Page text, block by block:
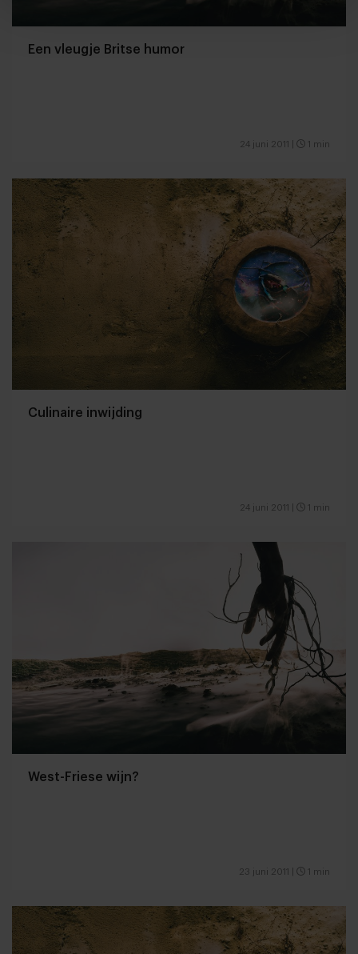
Een vleugje Britse humor
24 juni 2011 1 min
Culinaire inwijding
24 juni 2011 1 min
West-Friese wijn?
23 juni 2011 1 min